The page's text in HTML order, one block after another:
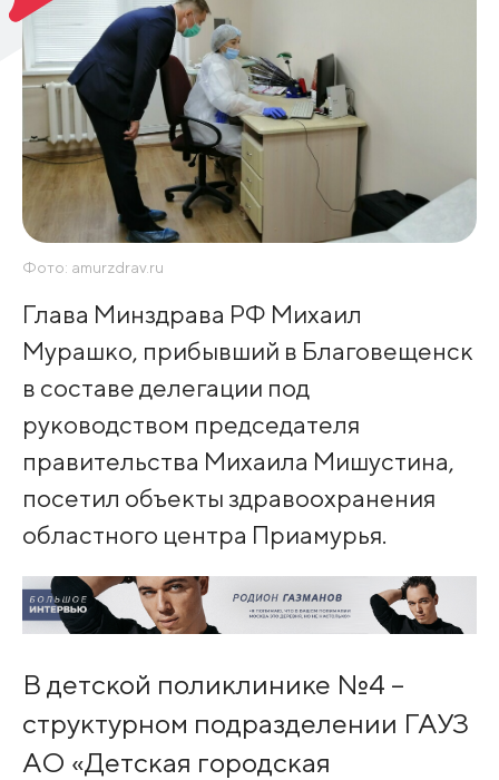
Фото: amurzdrav.ru
Глава Минздрава РФ Михаил
Мурашко, прибывший в Благовещенск
в составе делегации под
руководством председателя
правительства Михаила Мишустина,
посетил объекты здравоохранения
областного центра Приамурья.
В детской поликлинике №4 –
структурном подразделении ГАУЗ
АО «Детская городская